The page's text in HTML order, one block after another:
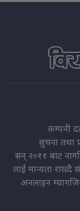
कम्पनी
सुचना तथा
सन् २०११ बाट
लाई मान्यता राख्दै
अनलाइन